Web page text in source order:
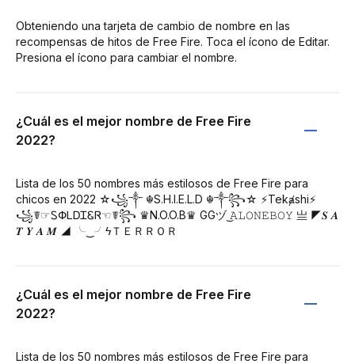
Obteniendo una tarjeta de cambio de nombre en las
recompensas de hitos de Free Fire. Toca el ícono de Editar.
Presiona el ícono para cambiar el nombre.
¿Cuál es el mejor nombre de Free Fire
2022?
Lista de los 50 nombres más estilosos de Free Fire para
chicos en 2022 ☆꧁༒ ☬S.H.I.E.L.D ☬༒꧂☆ ⚡Tekⱥshi⚡
꧁☤☞ᏚՓᏞᎠᏆᏋᏒ☜☤꧂ ♛N.O.O.B♛ GGヅ ͜ㅤ𝙰𝙻𝙾𝙽𝙴ㅤ𝙱𝙾𝚈 亗 ◤𝑺 𝑨
𝑻 𝒀 𝑨 𝑴 ◢ ╰‿╯ㅤϟＴＥＲＲＯＲ
¿Cuál es el mejor nombre de Free Fire
2022?
Lista de los 50 nombres más estilosos de Free Fire para